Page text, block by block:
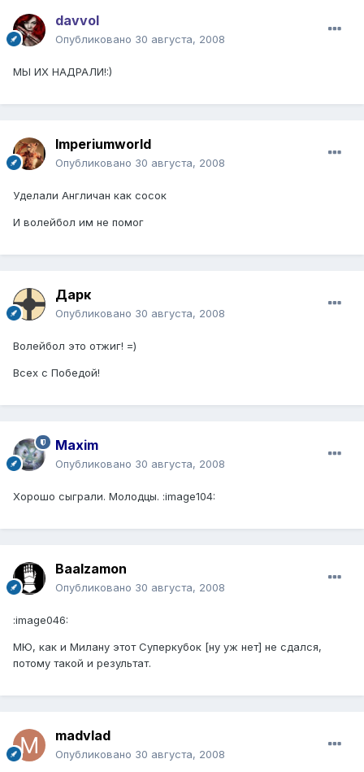
davvol
Опубликовано 30 августа, 2008
МЫ ИХ НАДРАЛИ!:)
Imperiumworld
Опубликовано 30 августа, 2008
Уделали Англичан как сосок
И волейбол им не помог
Дарк
Опубликовано 30 августа, 2008
Волейбол это отжиг! =)
Всех с Победой!
Maxim
Опубликовано 30 августа, 2008
Хорошо сыграли. Молодцы. :image104:
Baalzamon
Опубликовано 30 августа, 2008
:image046:
МЮ, как и Милану этот Суперкубок [ну уж нет] не сдался,
потому такой и результат.
madvlad
Опубликовано 30 августа, 2008